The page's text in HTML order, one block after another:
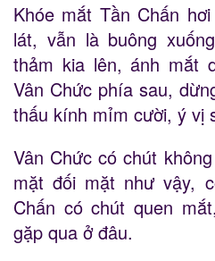
Khóe mắt Tần Chấn
lát, vẫn là buông
thảm kia lên, ánh mắt
Vân Chức phía sau,
thấu kính mỉm cười, ý vị
Vân Chức có chút
mặt đối mặt như vậy,
Chấn có chút quen
gặp qua ở đâu.